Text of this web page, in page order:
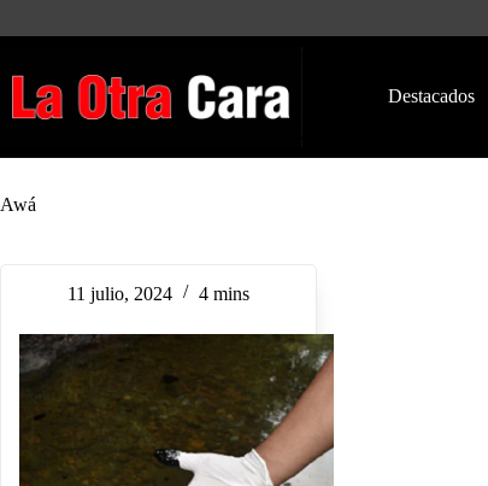
Destacados
Awá
11 julio, 2024 4 mins